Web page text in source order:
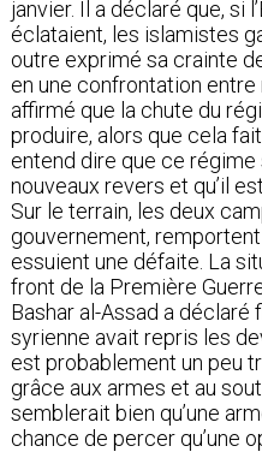
janvier. Il a déclaré que, si
éclataient, les islamistes
outre exprimé sa crainte
en une confrontation
affirmé que la chute du
produire, alors que cela
entend dire que ce
nouveaux revers et qu’il
Sur le terrain, les deux
gouvernement,
essuient une défaite. La
front de la Première
Bashar al-Assad a déclaré
syrienne avait repris les
est probablement un peu
grâce aux armes et au
semblerait bien qu’une
chance de percer qu’une